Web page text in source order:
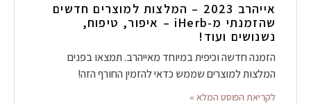
אייהרב 2023 – המלצות למוצרים חדשים
שהזמנתי מ-iHerb – איפור, טיפוח,
נשנושים ועוד!
הזמנה חדשה וכיפית במיוחד מאייהרב. תמצאו בפנים
המלצות למוצרים שממש כדאי להזמין החורף הזה!
לקריאת הפוסט המלא »